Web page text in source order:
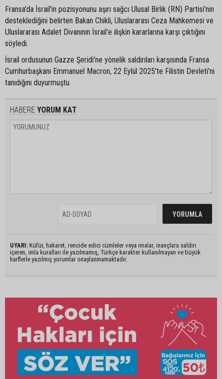
Fransa'da İsrail'in pozisyonunu aşırı sağcı Ulusal Birlik (RN) Partisi'nin
desteklediğini belirten Bakan Chikli, Uluslararası Ceza Mahkemesi ve
Uluslararası Adalet Divanının İsrail'e ilişkin kararlarına karşı çıktığını
söyledi.
İsrail ordusunun Gazze Şeridi'ne yönelik saldırıları karşısında Fransa
Cumhurbaşkanı Emmanuel Macron, 22 Eylül 2025'te Filistin Devleti'ni
tanıdığını duyurmuştu.
HABERE YORUM KAT
UYARI: Küfür, hakaret, rencide edici cümleler veya imalar, inançlara saldırı
içeren, imla kuralları ile yazılmamış, Türkçe karakter kullanılmayan ve büyük
harflerle yazılmış yorumlar onaylanmamaktadır.